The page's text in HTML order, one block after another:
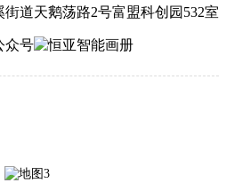
道天鹅荡路2号富盟科创园532室